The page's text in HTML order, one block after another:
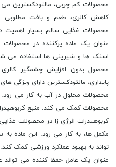
محصولات کم چربی، مالتودکسترین می
کاهش کالری، طعم و بافت مطلوبی
محصولات غذایی سالم بسیار اهمیت
عنوان یک ماده پرکننده در محصولات
اسنک ها و شیرینی ها استفاده می
محصول بدون افزایش چشمگیر
پایداری، مالتودکسترین دارای ویژگی
محصولات محلول در آب به کار می رود.
محصولات کمک می کند. منبع
کربوهیدرات انرژی زا در محصولات
مکمل ها، به کار می رود. این ماده
تواند به بهبود عملکرد ورزشی کمک
عنوان یک عامل حفظ کننده می تواند